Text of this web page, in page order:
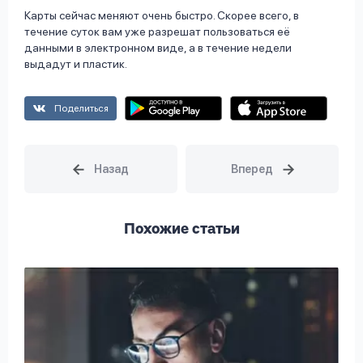
Карты сейчас меняют очень быстро. Скорее всего, в
течение суток вам уже разрешат пользоваться её
данными в электронном виде, а в течение недели
выдадут и пластик.
Поделиться
Похожие статьи